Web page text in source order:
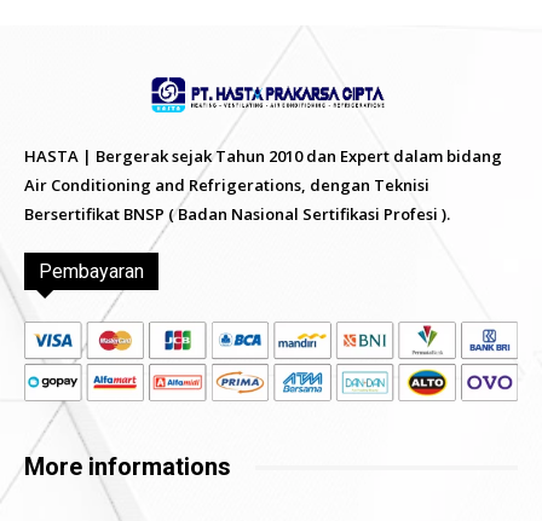
HASTA | Bergerak sejak Tahun 2010 dan Expert dalam bidang
Air Conditioning and Refrigerations, dengan Teknisi
Bersertifikat BNSP ( Badan Nasional Sertifikasi Profesi ).
Pembayaran
More informations